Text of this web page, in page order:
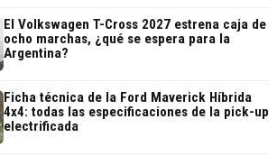
El Volkswagen T-Cross 2027 estrena caja de
ocho marchas, ¿qué se espera para la
Argentina?
Ficha técnica de la Ford Maverick Híbrida
4x4: todas las especificaciones de la pick-up
electrificada